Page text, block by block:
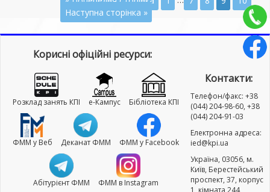
Наступна сторінка »
Корисні офіційні ресурси:
Розклад занять КПІ e-Кампус Бібліотека КПІ
ФММ у Веб Деканат ФММ ФММ у Facebook
Абітурієнт ФММ ФММ в Instagram
Контакти:
Телефон/факс: +38
(044) 204-98-60, +38
(044) 204-91-03
Електронна адреса:
ied@kpi.ua
Україна, 03056, м.
Київ, Берестейський
проспект, 37, корпус
1, кімната 244